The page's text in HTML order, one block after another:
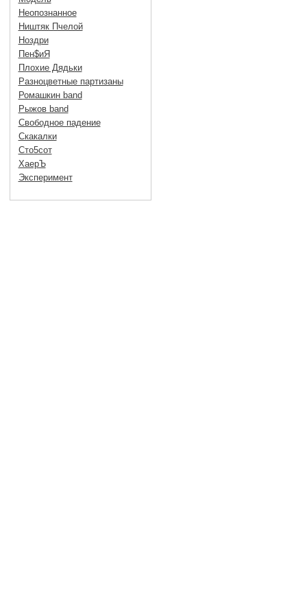
Неопознанное
Ништяк Пчелой
Ноздри
Пен$иЯ
Плохие Дядьки
Разноцветные партизаны
Ромашкин band
Рыжов band
Свободное падение
Скакалки
Сто5сот
ХаерЪ
Эксперимент